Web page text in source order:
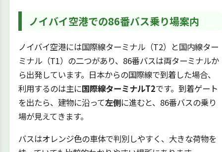
ノイバイ空港での86番バス乗り場案内
ノイバイ空港には国際線ターミナル（T2）と国内線ター
ミナル（T1）の二つがあり、86番バスは両ターミナルか
ら出発しています。日本からの国際線で到着した場合、
利用するのは主に国際線ターミナルT2です。到着ゲート
を出たら、建物に沿って左側に進むと、86番バスの乗り
場が見えてきます。
バスはオレンジ色の車体で判別しやすく、大きな荷物を